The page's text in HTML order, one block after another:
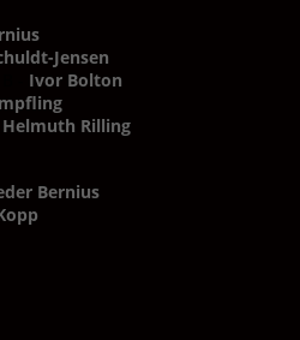
Jensen
- Ivor Bolton
Helmuth Rilling
Bernius